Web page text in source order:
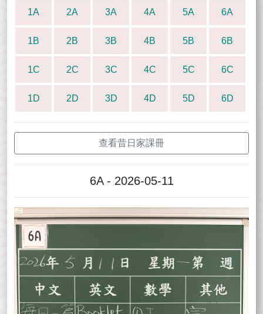
1A 2A 3A 4A 5A 6A
1B 2B 3B 4B 5B 6B
1C 2C 3C 4C 5C 6C
1D 2D 3D 4D 5D 6D
查看昔日家課冊
6A - 2026-05-11